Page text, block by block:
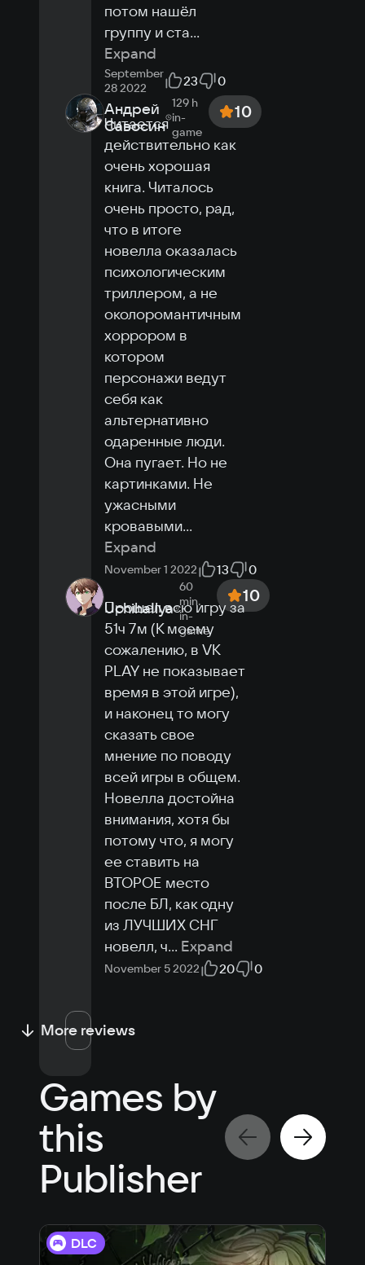
потом нашёл
группу и ста...
Expand
September
28 2022
23 0
Андрей
Савосин
129 h
in-
game
10
Читается
действительно как
очень хорошая
книга. Читалось
очень просто, рад,
что в итоге
новелла оказалась
психологическим
триллером, а не
околоромантичным
хоррором в
котором
персонажи ведут
себя как
альтернативно
одаренные люди.
Она пугает. Но не
картинками. Не
ужасными
кровавыми...
Expand
November 1 2022 13 0
UchihaIlya
60
min.
in-
game
10
Прошел всю игру за
51ч 7м (К моему
сожалению, в VK
PLAY не показывает
время в этой игре),
и наконец то могу
сказать свое
мнение по поводу
всей игры в общем.
Новелла достойна
внимания, хотя бы
потому что, я могу
ее ставить на
ВТОРОЕ место
после БЛ, как одну
из ЛУЧШИХ СНГ
новелл, ч... Expand
November 5 2022 20 0
More reviews
Games by
this
Publisher
DLC